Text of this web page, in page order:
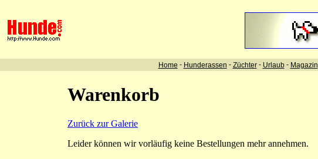
Home - Hunderassen - Züchter- Urlaub- Magazin
Warenkorb
Zurück zur Galerie
Leider können wir vorläufig keine Bestellungen mehr annehmen.